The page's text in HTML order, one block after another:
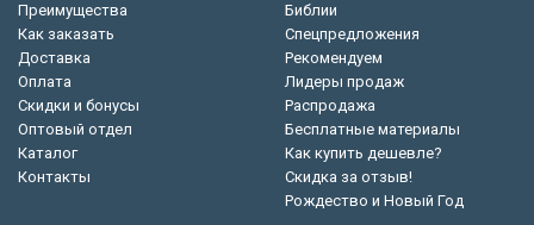
Преимущества
Как заказать
Доставка
Оплата
Скидки и бонусы
Оптовый отдел
Каталог
Контакты
Библии
Спецпредложения
Рекомендуем
Лидеры продаж
Распродажа
Бесплатные материалы
Как купить дешевле?
Скидка за отзыв!
Рождество и Новый Год